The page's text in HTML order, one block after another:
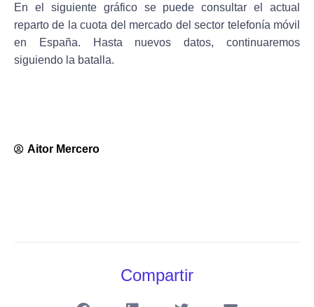
En el siguiente gráfico se puede consultar el actual
reparto de la cuota del mercado del sector telefonía móvil
en España. Hasta nuevos datos, continuaremos
siguiendo la batalla.
Aitor Mercero
Compartir